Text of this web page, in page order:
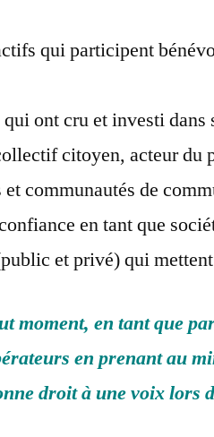
qui participent
ont cru et investi dans
citoyen, acteur du
communautés de
en tant que
et privé) qui
moment, en tant que
en prenant au
droit à une voix lors